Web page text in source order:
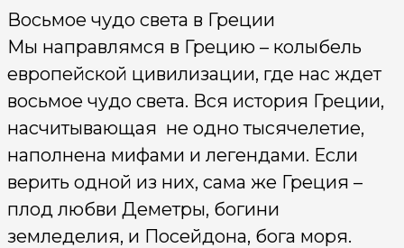
Восьмое чудо света в Греции
Мы направлямся в Грецию – колыбель
европейской цивилизации, где нас ждет
восьмое чудо света. Вся история Греции,
насчитывающая не одно тысячелетие,
наполнена мифами и легендами. Если
верить одной из них, сама же Греция –
плод любви Деметры, богини
земледелия, и Посейдона, бога моря.